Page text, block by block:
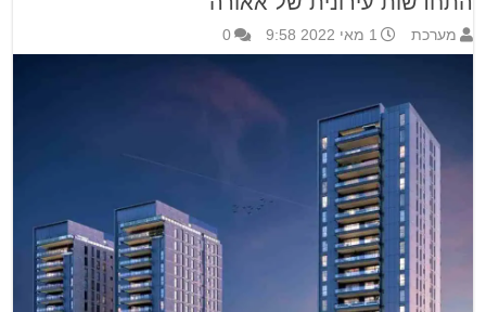
מערכת 1 מאי 2022 9:58 0